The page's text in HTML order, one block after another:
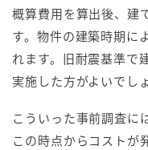
概算費用を算出後、建
す。物件の建築時期に
れます。旧耐震基準で
実施した方がよいでしょ
こういった事前調査に
この時点からコストが